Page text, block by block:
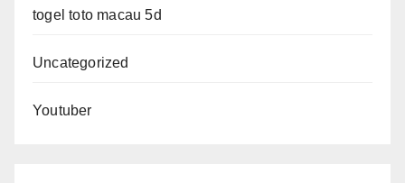
togel toto macau 5d
Uncategorized
Youtuber